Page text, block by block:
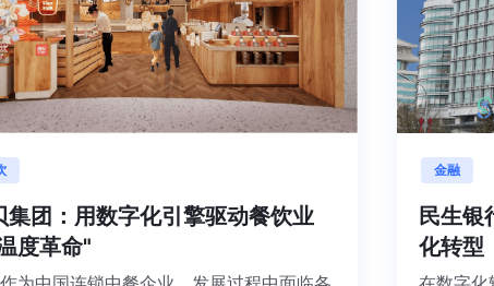
贝集团：用数字化引擎驱动餐饮业
"温度革命"
民
化转